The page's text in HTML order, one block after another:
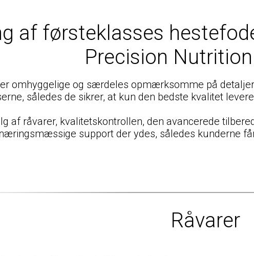
af førsteklasses
Precision
omhyggelige og særdeles opmærksomme på
således de sikrer, at kun den bedste kvalitet
af råvarer, kvalitetskontrollen, den avancerede
support der ydes, således kunderne
Råvarer